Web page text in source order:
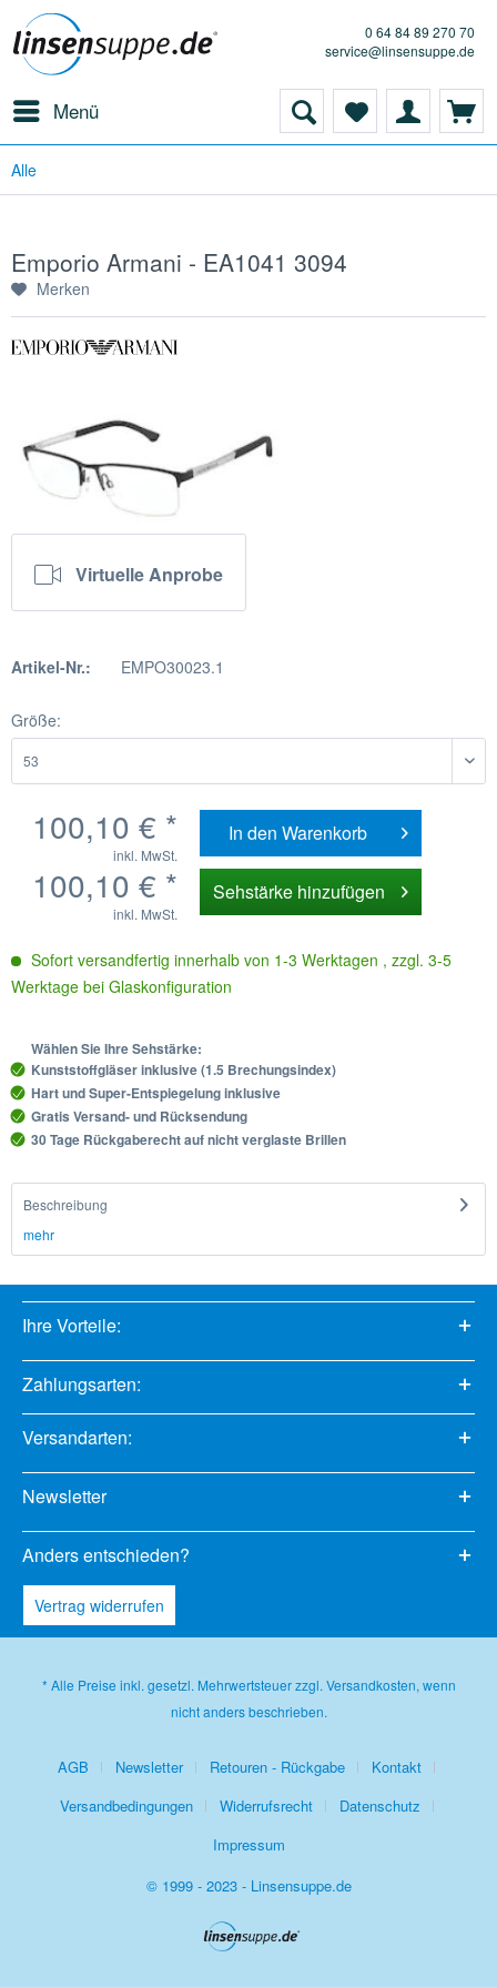
0 64 84 89 270 70
service@linsensuppe.de
Menü
Alle
Emporio Armani - EA1041 3094
Merken
Virtuelle Anprobe
Artikel-Nr.: EMPO30023.1
Größe:
100,10 € *
inkl. MwSt.
In den Warenkorb
100,10 € *
inkl. MwSt.
Sehstärke hinzufügen
Sofort versandfertig innerhalb von 1-3 Werktagen , zzgl. 3-5
Werktage bei Glaskonfiguration
Wählen Sie Ihre Sehstärke:
Kunststoffgläser inklusive (1.5 Brechungsindex)
Hart und Super-Entspiegelung inklusive
Gratis Versand- und Rücksendung
30 Tage Rückgaberecht auf nicht verglaste Brillen
Beschreibung
mehr
Ihre Vorteile:
Zahlungsarten:
Versandarten:
Newsletter
Anders entschieden?
Vertrag widerrufen
* Alle Preise inkl. gesetzl. Mehrwertsteuer zzgl. Versandkosten, wenn
nicht anders beschrieben.
AGB Newsletter Retouren - Rückgabe
Kontakt
Versandbedingungen
Widerrufsrecht
Datenschutz
Impressum
© 1999 - 2023 - Linsensuppe.de